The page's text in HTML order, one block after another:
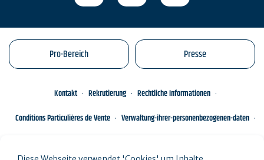
Pro-Bereich Presse
Kontakt Rekrutierung
Rechtliche Informationen
Conditions Particulières de Vente
Verwaltung-ihrer-personenbezogenen-daten